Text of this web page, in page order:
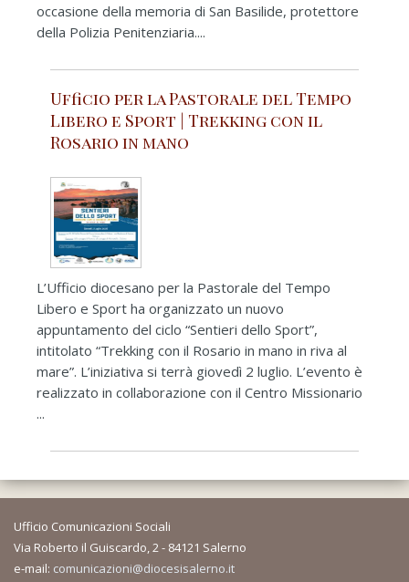
occasione della memoria di San Basilide, protettore
della Polizia Penitenziaria....
Ufficio per la Pastorale del Tempo
Libero e Sport | Trekking con il
Rosario in mano
L’Ufficio diocesano per la Pastorale del Tempo
Libero e Sport ha organizzato un nuovo
appuntamento del ciclo “Sentieri dello Sport”,
intitolato “Trekking con il Rosario in mano in riva al
mare”. L’iniziativa si terrà giovedì 2 luglio. L’evento è
realizzato in collaborazione con il Centro Missionario
...
Ufficio Comunicazioni Sociali
Via Roberto il Guiscardo, 2 - 84121 Salerno
e-mail: comunicazioni@diocesisalerno.it